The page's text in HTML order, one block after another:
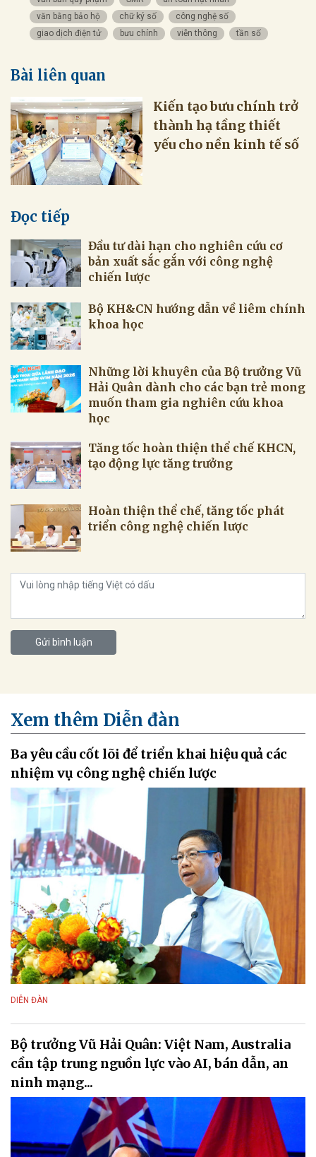
văn bằng bảo hộ
chữ ký số
công nghệ số
giao dịch điện tử
bưu chính viễn thông tần số
Bài liên quan
Kiến tạo bưu chính trở
thành hạ tầng thiết
yếu cho nền kinh tế số
Đọc tiếp
Đầu tư dài hạn cho nghiên cứu cơ
bản xuất sắc gắn với công nghệ
chiến lược
Bộ KH&CN hướng dẫn về liêm chính
khoa học
Những lời khuyên của Bộ trưởng Vũ
Hải Quân dành cho các bạn trẻ mong
muốn tham gia nghiên cứu khoa
học
Tăng tốc hoàn thiện thể chế KHCN,
tạo động lực tăng trưởng
Hoàn thiện thể chế, tăng tốc phát
triển công nghệ chiến lược
Gửi bình luận
Xem thêm Diễn đàn
Ba yêu cầu cốt lõi để triển khai hiệu quả các
nhiệm vụ công nghệ chiến lược
DIỄN ĐÀN
Bộ trưởng Vũ Hải Quân: Việt Nam, Australia
cần tập trung nguồn lực vào AI, bán dẫn, an
ninh mạng...